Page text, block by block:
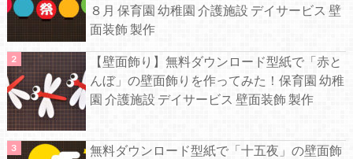
８月 保育園 幼稚園 介護施設 デイサービス 壁
面装飾 製作
【壁面飾り】無料ダウンロード型紙で「赤と
んぼ」の壁面飾りを作ってみた！保育園 幼稚
園 介護施設 デイサービス 壁面装飾 製作
無料ダウンロード型紙で「十五夜」の壁面飾